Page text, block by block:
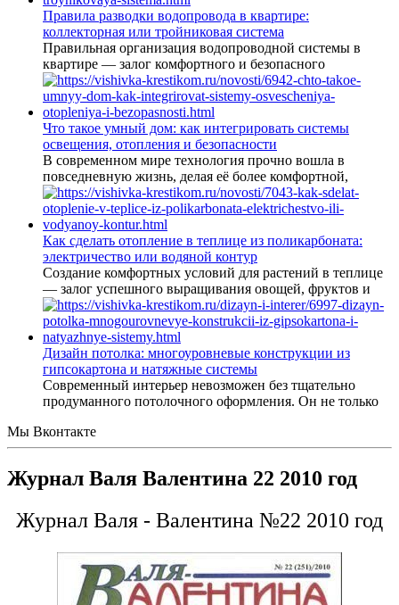
Правила разводки водопровода в квартире:
коллекторная или тройниковая система
Правильная организация водопроводной системы в
квартире — залог комфортного и безопасного
Что такое умный дом: как интегрировать системы
освещения, отопления и безопасности
В современном мире технология прочно вошла в
повседневную жизнь, делая её более комфортной,
Как сделать отопление в теплице из поликарбоната:
электричество или водяной контур
Создание комфортных условий для растений в теплице
— залог успешного выращивания овощей, фруктов и
Дизайн потолка: многоуровневые конструкции из
гипсокартона и натяжные системы
Современный интерьер невозможен без тщательно
продуманного потолочного оформления. Он не только
Мы Вконтакте
Журнал Валя Валентина 22 2010 год
Журнал Валя - Валентина №22 2010 год